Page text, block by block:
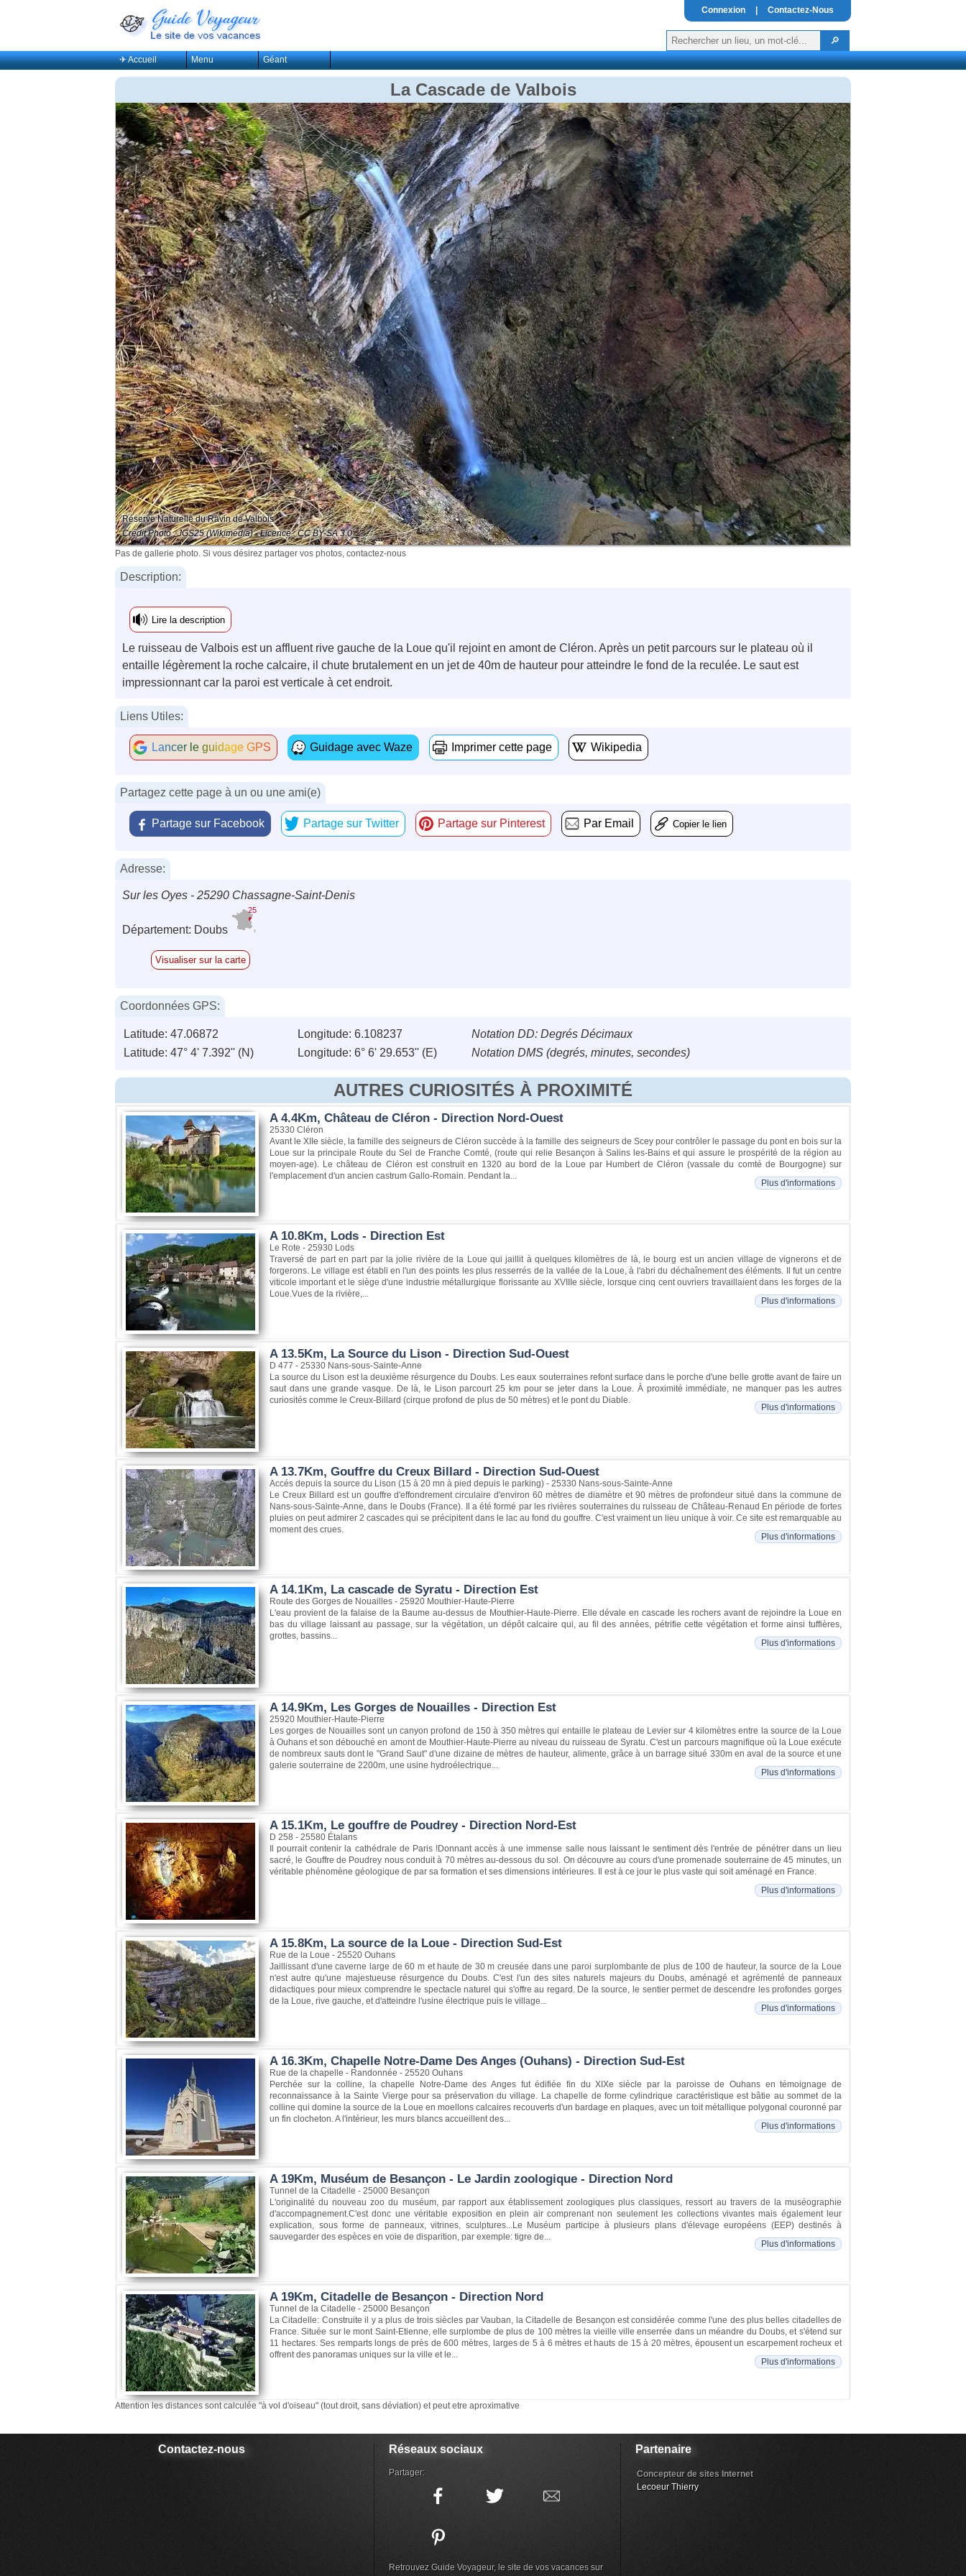
Connexion Contactez-Nous
✈ Accueil Menu Géant
La Cascade de Valbois
Réserve Naturelle du Ravin de Valbois
Crédit Photo : JGS25 (Wikimedia) - Licence : CC BY-SA 3.0
Pas de gallerie photo. Si vous désirez partager vos photos, contactez-nous
Description:
Lire la description
Le ruisseau de Valbois est un affluent rive gauche de la Loue qu'il rejoint en amont de Cléron. Après un petit parcours sur le plateau où il
entaille légèrement la roche calcaire, il chute brutalement en un jet de 40m de hauteur pour atteindre le fond de la reculée. Le saut est
impressionnant car la paroi est verticale à cet endroit.
Liens Utiles:
Lancer le guidage GPS Guidage avec Waze Imprimer cette page Wikipedia
Partagez cette page à un ou une ami(e)
Partage sur Facebook Partage sur Twitter Partage sur Pinterest Par Email Copier le lien
Adresse:
Sur les Oyes - 25290 Chassagne-Saint-Denis
Département: Doubs
25
Visualiser sur la carte
Coordonnées GPS:
Latitude: 47.06872 Longitude: 6.108237
Notation DD: Degrés Décimaux
Latitude: 47° 4' 7.392'' (N)
Longitude: 6° 6' 29.653'' (E) Notation DMS (degrés, minutes, secondes)
AUTRES CURIOSITÉS À PROXIMITÉ
A 4.4Km, Château de Cléron - Direction Nord-Ouest
25330 Cléron
Avant le XIIe siècle, la famille des seigneurs de Cléron succède à la famille des seigneurs de Scey pour contrôler le passage du pont en bois sur la
Loue sur la principale Route du Sel de Franche Comté, (route qui relie Besançon à Salins les-Bains et qui assure le prospérité de la région au
moyen-age). Le château de Cléron est construit en 1320 au bord de la Loue par Humbert de Cléron (vassale du comté de Bourgogne) sur
l'emplacement d'un ancien castrum Gallo-Romain. Pendant la...
Plus d'informations
A 10.8Km, Lods - Direction Est
Le Rote - 25930 Lods
Traversé de part en part par la jolie rivière de la Loue qui jaillit à quelques kilomètres de là, le bourg est un ancien village de vignerons et de
forgerons. Le village est établi en l'un des points les plus resserrés de la vallée de la Loue, à l'abri du déchaînement des éléments. Il fut un centre
viticole important et le siège d'une industrie métallurgique florissante au XVIIIe siècle, lorsque cinq cent ouvriers travaillaient dans les forges de la
Loue.Vues de la rivière,...
Plus d'informations
A 13.5Km, La Source du Lison - Direction Sud-Ouest
D 477 - 25330 Nans-sous-Sainte-Anne
La source du Lison est la deuxième résurgence du Doubs. Les eaux souterraines refont surface dans le porche d'une belle grotte avant de faire un
saut dans une grande vasque. De là, le Lison parcourt 25 km pour se jeter dans la Loue. À proximité immédiate, ne manquer pas les autres
curiosités comme le Creux-Billard (cirque profond de plus de 50 mètres) et le pont du Diable.
Plus d'informations
A 13.7Km, Gouffre du Creux Billard - Direction Sud-Ouest
Accés depuis la source du Lison (15 à 20 mn à pied depuis le parking) - 25330 Nans-sous-Sainte-Anne
Le Creux Billard est un gouffre d'effondrement circulaire d'environ 60 mètres de diamètre et 90 mètres de profondeur situé dans la commune de
Nans-sous-Sainte-Anne, dans le Doubs (France). Il a été formé par les rivières souterraines du ruisseau de Château-Renaud En période de fortes
pluies on peut admirer 2 cascades qui se précipitent dans le lac au fond du gouffre. C'est vraiment un lieu unique à voir. Ce site est remarquable au
moment des crues.
Plus d'informations
A 14.1Km, La cascade de Syratu - Direction Est
Route des Gorges de Nouailles - 25920 Mouthier-Haute-Pierre
L'eau provient de la falaise de la Baume au-dessus de Mouthier-Haute-Pierre. Elle dévale en cascade les rochers avant de rejoindre la Loue en
bas du village laissant au passage, sur la végétation, un dépôt calcaire qui, au fil des années, pétrifie cette végétation et forme ainsi tuffières,
grottes, bassins...
Plus d'informations
A 14.9Km, Les Gorges de Nouailles - Direction Est
25920 Mouthier-Haute-Pierre
Les gorges de Nouailles sont un canyon profond de 150 à 350 mètres qui entaille le plateau de Levier sur 4 kilomètres entre la source de la Loue
à Ouhans et son débouché en amont de Mouthier-Haute-Pierre au niveau du ruisseau de Syratu. C'est un parcours magnifique où la Loue exécute
de nombreux sauts dont le "Grand Saut" d'une dizaine de mètres de hauteur, alimente, grâce à un barrage situé 330m en aval de la source et une
galerie souterraine de 2200m, une usine hydroélectrique...
Plus d'informations
A 15.1Km, Le gouffre de Poudrey - Direction Nord-Est
D 258 - 25580 Étalans
Il pourrait contenir la cathédrale de Paris !Donnant accès à une immense salle nous laissant le sentiment dès l'entrée de pénétrer dans un lieu
sacré, le Gouffre de Poudrey nous conduit à 70 mètres au-dessous du sol. On découvre au cours d'une promenade souterraine de 45 minutes, un
véritable phénomène géologique de par sa formation et ses dimensions intérieures. Il est à ce jour le plus vaste qui soit aménagé en France.
Plus d'informations
A 15.8Km, La source de la Loue - Direction Sud-Est
Rue de la Loue - 25520 Ouhans
Jaillissant d'une caverne large de 60 m et haute de 30 m creusée dans une paroi surplombante de plus de 100 de hauteur, la source de la Loue
n'est autre qu'une majestueuse résurgence du Doubs. C'est l'un des sites naturels majeurs du Doubs, aménagé et agrémenté de panneaux
didactiques pour mieux comprendre le spectacle naturel qui s'offre au regard. De la source, le sentier permet de descendre les profondes gorges
de la Loue, rive gauche, et d'atteindre l'usine électrique puis le village...
Plus d'informations
A 16.3Km, Chapelle Notre-Dame Des Anges (Ouhans) - Direction Sud-Est
Rue de la chapelle - Randonnée - 25520 Ouhans
Perchée sur la colline, la chapelle Notre-Dame des Anges fut édifiée fin du XIXe siècle par la paroisse de Ouhans en témoignage de
reconnaissance à la Sainte Vierge pour sa préservation du village. La chapelle de forme cylindrique caractéristique est bâtie au sommet de la
colline qui domine la source de la Loue en moellons calcaires recouverts d'un bardage en plaques, avec un toit métallique polygonal couronné par
un fin clocheton. A l'intérieur, les murs blancs accueillent des...
Plus d'informations
A 19Km, Muséum de Besançon - Le Jardin zoologique - Direction Nord
Tunnel de la Citadelle - 25000 Besançon
L'originalité du nouveau zoo du muséum, par rapport aux établissement zoologiques plus classiques, ressort au travers de la muséographie
d'accompagnement.C'est donc une véritable exposition en plein air comprenant non seulement les collections vivantes mais également leur
explication, sous forme de panneaux, vitrines, sculptures...Le Muséum participe à plusieurs plans d'élevage européens (EEP) destinés à
sauvegarder des espèces en voie de disparition, par exemple: tigre de...
Plus d'informations
A 19Km, Citadelle de Besançon - Direction Nord
Tunnel de la Citadelle - 25000 Besançon
La Citadelle: Construite il y a plus de trois siècles par Vauban, la Citadelle de Besançon est considérée comme l'une des plus belles citadelles de
France. Située sur le mont Saint-Etienne, elle surplombe de plus de 100 mètres la vieille ville enserrée dans un méandre du Doubs, et s'étend sur
11 hectares. Ses remparts longs de près de 600 mètres, larges de 5 à 6 mètres et hauts de 15 à 20 mètres, épousent un escarpement rocheux et
offrent des panoramas uniques sur la ville et le...
Plus d'informations
Attention les distances sont calculée "à vol d'oiseau" (tout droit, sans déviation) et peut etre aproximative
Contactez-nous Réseaux sociaux
Partager:
Retrouvez Guide Voyageur, le site de vos vacances sur
Partenaire
Concepteur de sites Internet
Lecoeur Thierry